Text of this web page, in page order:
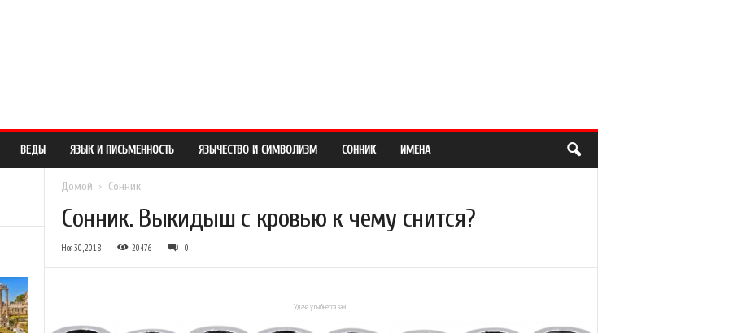
ВЕДЫ ЯЗЫК И ПИСЬМЕННОСТЬ ЯЗЫЧЕСТВО И СИМВОЛИЗМ СОННИК ИМЕНА
Домой Сонник
Сонник. Выкидыш с кровью к чему снится?
Ноя 30, 2018 20476 0
Удача улыбнется вам!